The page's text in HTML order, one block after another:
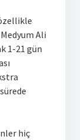
Ali
1-21 gün
hiç